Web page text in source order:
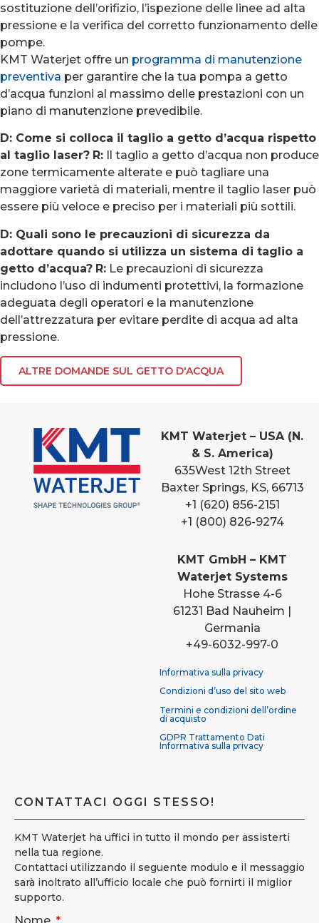
sostituzione dell’orifizio, l’ispezione delle linee ad alta
pressione e la verifica del corretto funzionamento delle
pompe.
KMT Waterjet offre un programma di manutenzione
preventiva per garantire che la tua pompa a getto
d’acqua funzioni al massimo delle prestazioni con un
piano di manutenzione prevedibile.
D: Come si colloca il taglio a getto d’acqua rispetto
al taglio laser? R: Il taglio a getto d’acqua non produce
zone termicamente alterate e può tagliare una
maggiore varietà di materiali, mentre il taglio laser può
essere più veloce e preciso per i materiali più sottili.
D: Quali sono le precauzioni di sicurezza da
adottare quando si utilizza un sistema di taglio a
getto d’acqua? R: Le precauzioni di sicurezza
includono l’uso di indumenti protettivi, la formazione
adeguata degli operatori e la manutenzione
dell’attrezzatura per evitare perdite di acqua ad alta
pressione.
ALTRE DOMANDE SUL GETTO D'ACQUA
KMT Waterjet – USA (N.
& S. America)
635West 12th Street
Baxter Springs, KS, 66713
+1 (620) 856-2151
+1 (800) 826-9274
KMT GmbH – KMT
Waterjet Systems
Hohe Strasse 4-6
61231 Bad Nauheim |
Germania
+49-6032-997-0
Informativa sulla privacy
Condizioni d’uso del sito web
Termini e condizioni dell’ordine
di acquisto
GDPR Trattamento Dati
Informativa sulla privacy
CONTATTACI OGGI STESSO!
KMT Waterjet ha uffici in tutto il mondo per assisterti
nella tua regione.
Contattaci utilizzando il seguente modulo e il messaggio
sarà inoltrato all’ufficio locale che può fornirti il miglior
supporto.